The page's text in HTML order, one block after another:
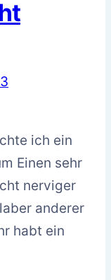
ich ein
Einen sehr
nerviger
anderer
habt ein